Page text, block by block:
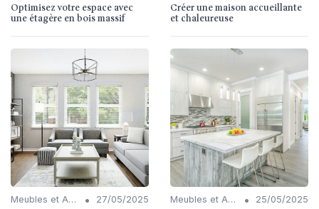
Optimisez votre espace avec
une étagère en bois massif
Créer une maison accueillante
et chaleureuse
Meubles et Accessoires • 27/05/2025 Meubles et Accessoires • 25/05/2025